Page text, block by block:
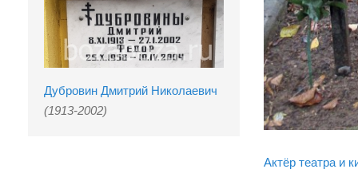
Дубровин Дмитрий Николаевич
(1913-2002)
Актёр театра и